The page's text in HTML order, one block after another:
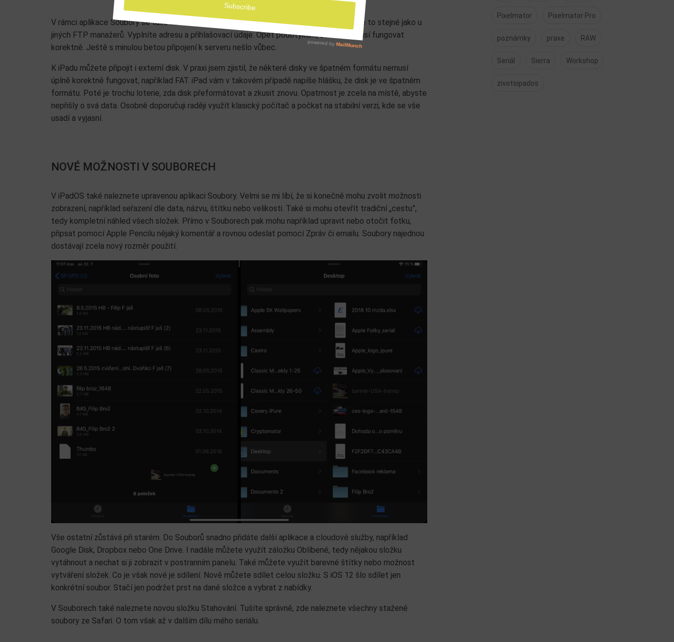
V rámci aplikace Soubory se také nově můžete připojit ke vzdálenému serveru či disku. Je to stejné jako u
jiných FTP manažerů. Vyplníte adresu a přihlašovací údaje. Opět podotýkám, že vše nemusí fungovat
korektně. Ještě s minulou betou připojení k serveru nešlo vůbec.
K iPadu můžete připojit i externí disk. V praxi jsem zjistil, že některé disky ve špatném formátu nemusí
úplně korektně fungovat, například FAT. iPad vám v takovém případě napíše hlášku, že disk je ve špatném
formátu. Poté je trochu loterie, zda disk přeformátovat a zkusit znovu. Opatrnost je zcela na místě, abyste
nepřišly o svá data. Osobně doporučuji raději využít klasický počítač a počkat na stabilní verzi, kde se vše
usadí a vyjasní.
NOVÉ MOŽNOSTI V SOUBORECH
V iPadOS také naleznete upravenou aplikaci Soubory. Velmi se mi líbí, že si konečně mohu zvolit možnosti
zobrazení, například seřazení dle data, názvu, štítku nebo velikosti. Také si mohu otevřít tradiční „cestu”,
tedy kompletní náhled všech složek. Přímo v Souborech pak mohu například upravit nebo otočit fotku,
připsat pomocí Apple Pencilu nějaký komentář a rovnou odeslat pomocí Zpráv či emailu. Soubory najednou
dostávají zcela nový rozměr použití.
Vše ostatní zůstává při starém. Do Souborů snadno přidáte další aplikace a cloudové služby, například
Google Disk, Dropbox nebo One Drive. I nadále můžete využít záložku Oblíbené, tedy nějakou složku
vytáhnout a nechat si ji zobrazit v postranním panelu. Také můžete využít barevné štítky nebo možnost
vytváření složek. Co je však nové je sdílení. Nově můžete sdílet celou složku. S iOS 12 šlo sdílet jen
konkrétní soubor. Stačí jen podržet prst na dané složce a vybrat z nabídky.
V Souborech také naleznete novou složku Stahování. Tušíte správně, zde naleznete všechny stažené
soubory ze Safari. O tom však až v dalším dílu mého seriálu.
Pixelmator Pixelmator Pro
poznámky praxe RAW
Seriál Sierra Workshop
zivotsipados